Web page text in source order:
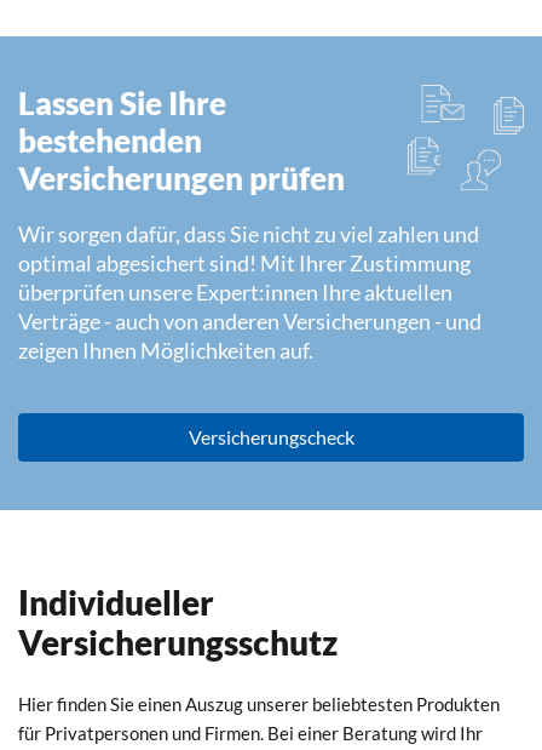
Lassen Sie Ihre
bestehenden
Versicherungen prüfen
Wir sorgen dafür, dass Sie nicht zu viel zahlen und
optimal abgesichert sind! Mit Ihrer Zustimmung
überprüfen unsere Expert:innen Ihre aktuellen
Verträge - auch von anderen Versicherungen - und
zeigen Ihnen Möglichkeiten auf.
Versicherungscheck
Individueller
Versicherungsschutz
Hier finden Sie einen Auszug unserer beliebtesten Produkten
für Privatpersonen und Firmen. Bei einer Beratung wird Ihr